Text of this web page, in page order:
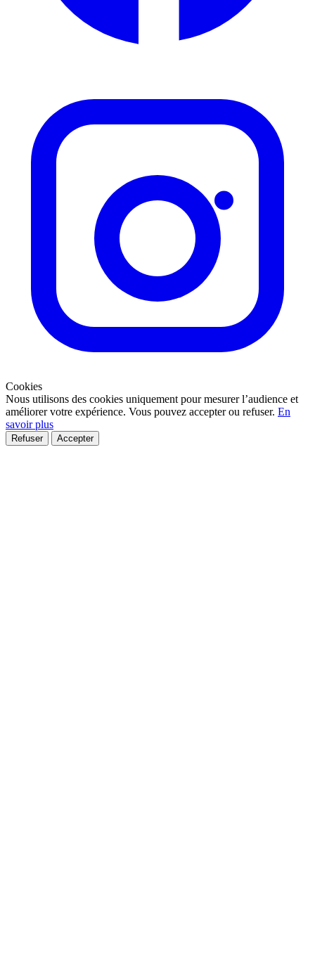
Cookies
Nous utilisons des cookies uniquement pour mesurer l’audience et
améliorer votre expérience. Vous pouvez accepter ou refuser. En
savoir plus
Refuser Accepter